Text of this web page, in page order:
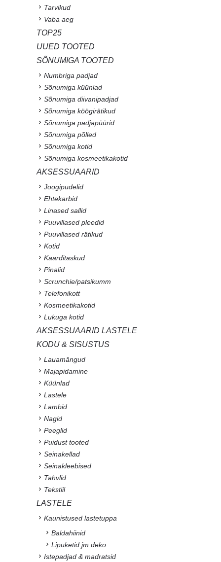
Tarvikud
Vaba aeg
TOP25
UUED TOOTED
SÕNUMIGA TOOTED
Numbriga padjad
Sõnumiga küünlad
Sõnumiga diivanipadjad
Sõnumiga köögirätikud
Sõnumiga padjapüürid
Sõnumiga põlled
Sõnumiga kotid
Sõnumiga kosmeetikakotid
AKSESSUAARID
Joogipudelid
Ehtekarbid
Linased sallid
Puuvillased pleedid
Puuvillased rätikud
Kotid
Kaarditaskud
Pinalid
Scrunchie/patsikumm
Telefonikott
Kosmeetikakotid
Lukuga kotid
AKSESSUAARID LASTELE
KODU & SISUSTUS
Lauamängud
Majapidamine
Küünlad
Lastele
Lambid
Nagid
Peeglid
Puidust tooted
Seinakellad
Seinakleebised
Tahvlid
Tekstiil
LASTELE
Kaunistused lastetuppa
Baldahiinid
Lipuketid jm deko
Istepadjad & madratsid